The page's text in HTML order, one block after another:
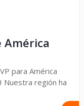
para América
Nuestra región ha